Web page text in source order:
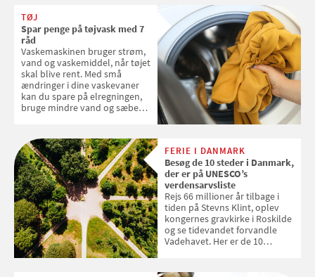
favoritter. Det fejrer Samvirke
med en quiz om alt det danske
frugt, vi elsker. Konkurrencen
slutter fredag d. 18. september
2026
TØJ
Spar penge på tøjvask med 7
råd
Vaskemaskinen bruger strøm,
vand og vaskemiddel, når tøjet
skal blive rent. Med små
ændringer i dine vaskevaner
kan du spare på elregningen,
bruge mindre vand og sæbe
enkle råd til at spare penge på
tøjvasken
FERIE I DANMARK
Besøg de 10 steder i Danmark,
der er på UNESCO’s
verdensarvsliste
Rejs 66 millioner år tilbage i
tiden på Stevns Klint, oplev
kongernes gravkirke i Roskilde
og se tidevandet forvandle
Vadehavet. Her er de 10